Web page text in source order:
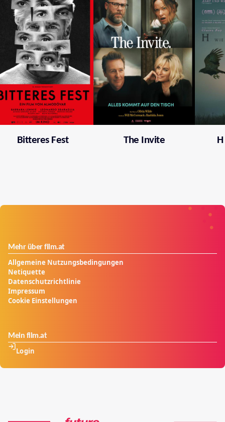
Bitteres Fest The Invite
Mehr über film.at
Allgemeine Nutzungsbedingungen
Netiquette
Datenschutzrichtlinie
Impressum
Cookie Einstellungen
Mein film.at
Login